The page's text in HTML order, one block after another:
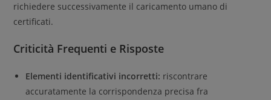
richiedere successivamente il caricamento umano di
certificati.
Criticità Frequenti e Risposte
Elementi identificativi incorretti: riscontrare
accuratamente la corrispondenza precisa fra